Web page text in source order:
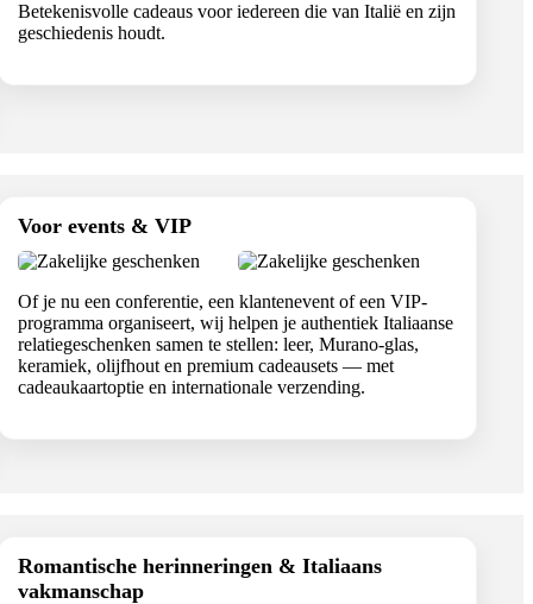
Betekenisvolle cadeaus voor iedereen die van Italië en zijn
geschiedenis houdt.
Voor events & VIP
Of je nu een conferentie, een klantenevent of een VIP-
programma organiseert, wij helpen je authentiek Italiaanse
relatiegeschenken samen te stellen: leer, Murano-glas,
keramiek, olijfhout en premium cadeausets — met
cadeaukaartoptie en internationale verzending.
Romantische herinneringen & Italiaans
vakmanschap